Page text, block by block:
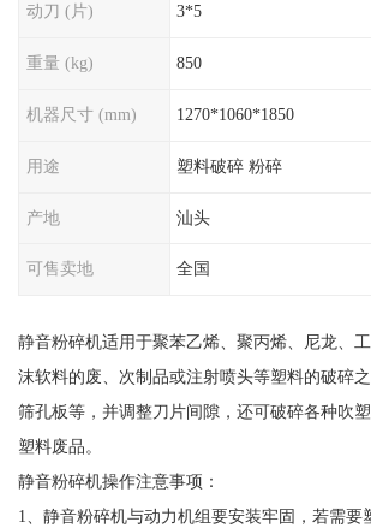
动刀 (片) 3*5
重量 (kg) 850
机器尺寸 (mm) 1270*1060*1850
用途 塑料破碎 粉碎
产地 汕头
可售卖地 全国
静音粉碎机适用于聚苯乙烯、聚丙烯、尼龙、
沫软料的废、次制品或注射喷头等塑料的破碎
筛孔板等，并调整刀片间隙，还可破碎各种吹
塑料废品。
静音粉碎机操作注意事项：
1、静音粉碎机与动力机组要安装牢固，若需要